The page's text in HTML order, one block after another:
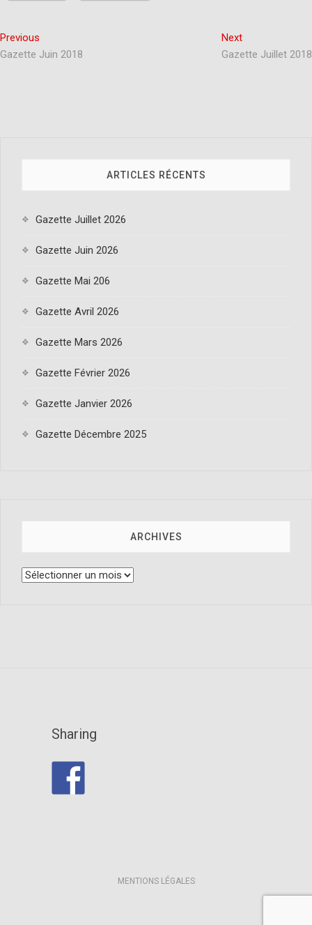
Previous
Gazette Juin 2018
Next
Gazette Juillet 2018
ARTICLES RÉCENTS
Gazette Juillet 2026
Gazette Juin 2026
Gazette Mai 206
Gazette Avril 2026
Gazette Mars 2026
Gazette Février 2026
Gazette Janvier 2026
Gazette Décembre 2025
ARCHIVES
Sharing
MENTIONS LÉGALES